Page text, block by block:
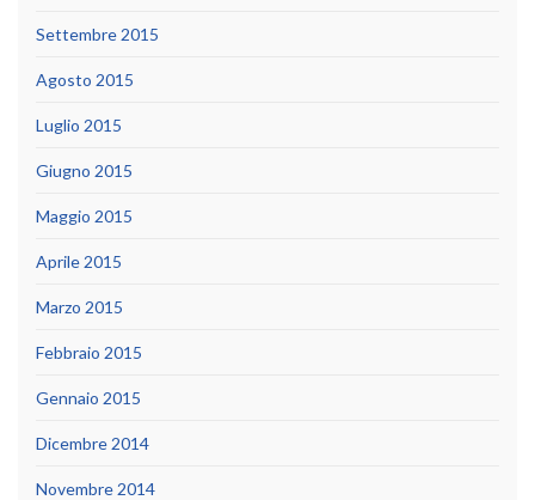
Settembre 2015
Agosto 2015
Luglio 2015
Giugno 2015
Maggio 2015
Aprile 2015
Marzo 2015
Febbraio 2015
Gennaio 2015
Dicembre 2014
Novembre 2014